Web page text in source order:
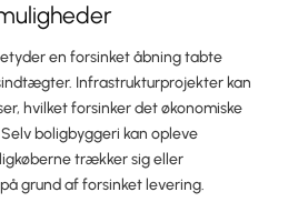
en forsinket åbning tabte
Infrastrukturprojekter kan
hvilket forsinker det økonomiske
boligbyggeri kan opleve
trækker sig eller
grund af forsinket levering.